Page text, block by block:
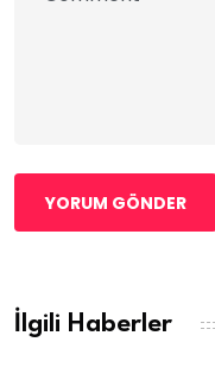
YORUM GÖNDER
İlgili Haberler